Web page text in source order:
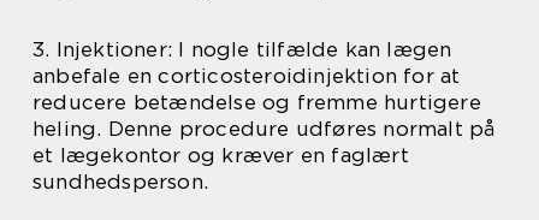
3. Injektioner: I nogle tilfælde kan lægen
anbefale en corticosteroidinjektion for at
reducere betændelse og fremme hurtigere
heling. Denne procedure udføres normalt på
et lægekontor og kræver en faglært
sundhedsperson.